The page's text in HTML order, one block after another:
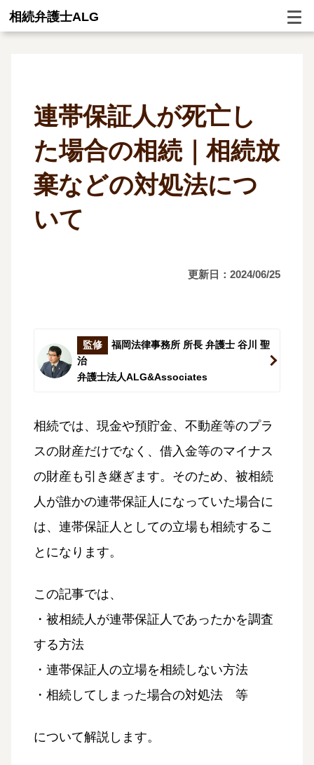
相続弁護士ALG
連帯保証人が死亡し
た場合の相続｜相続放
棄などの対処法につ
いて
更新日：2024/06/25
監修
福岡法律事務所 所長 弁護士 谷川 聖
治
弁護士法人ALG&Associates
相続では、現金や預貯金、不動産等のプラ
スの財産だけでなく、借入金等のマイナス
の財産も引き継ぎます。そのため、被相続
人が誰かの連帯保証人になっていた場合に
は、連帯保証人としての立場も相続するこ
とになります。
この記事では、
・被相続人が連帯保証人であったかを調査
する方法
・連帯保証人の立場を相続しない方法
・相続してしまった場合の対処法 等
について解説します。